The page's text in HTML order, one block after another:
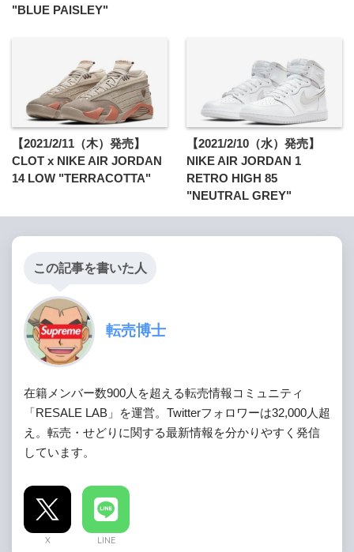
"BLUE PAISLEY"
【2021/2/11（木）発売】
CLOT x NIKE AIR JORDAN
14 LOW "TERRACOTTA"
【2021/2/10（水）発売】
NIKE AIR JORDAN 1
RETRO HIGH 85
"NEUTRAL GREY"
この記事を書いた人
転売博士
在籍メンバー数900人を超える転売情報コミュニティ
「RESALE LAB」を運営。Twitterフォロワーは32,000人超
え。転売・せどりに関する最新情報を分かりやすく発信
しています。
X LINE